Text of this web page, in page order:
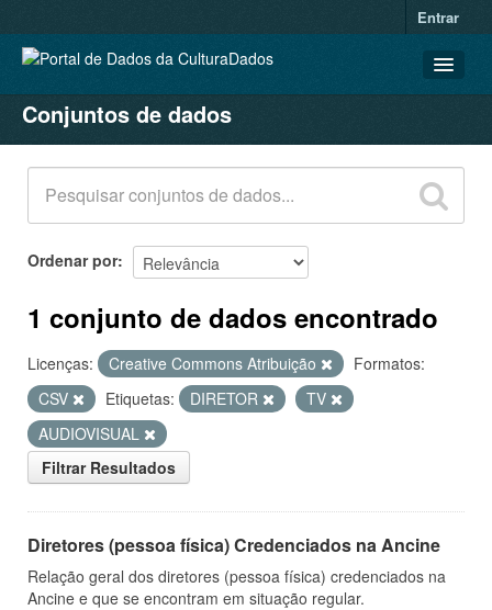
Entrar
CONJUNTOS DE DADOS
ORGANIZAÇÕES
GRUPOS
SOBRE
Conjuntos de dados
Ordenar por
1 conjunto de dados encontrado
Licenças: Creative Commons Atribuição
Formatos:
CSV
Etiquetas: DIRETOR
TV
AUDIOVISUAL
Filtrar Resultados
Diretores (pessoa física) Credenciados na Ancine
Relação geral dos diretores (pessoa física) credenciados na
Ancine e que se encontram em situação regular.